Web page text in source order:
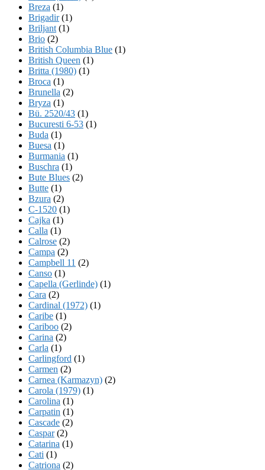
Breza (1)
Brigadir(1)
Briljant (1)
Brio (2)
British Columbia Blue (1)
British Queen (1)
Britta (1980) (1)
Broca (1)
Brunella (2)
Bryza (1)
Bü. 2520/43 (1)
Bucuresti 6-53 (1)
Buda (1)
Buesa (1)
Burmania (1)
Buschra (1)
Bute Blues (2)
Butte (1)
Bzura (2)
C-1520 (1)
Cajka (1)
Calla (1)
Calrose (2)
Campa (2)
Campbell 11 (2)
Canso (1)
Capella (Gerlinde) (1)
Cara (2)
Cardinal (1972) (1)
Caribe (1)
Cariboo (2)
Carina (2)
Carla (1)
Carlingford (1)
Carmen (2)
Carnea (Karmazyn) (2)
Carola (1979) (1)
Carolina (1)
Carpatin (1)
Cascade (2)
Caspar(2)
Catarina (1)
Cati (1)
Catriona (2)